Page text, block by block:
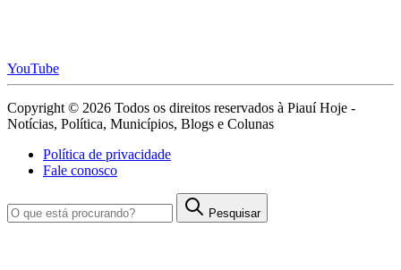
YouTube
Copyright © 2026 Todos os direitos reservados à Piauí Hoje -
Notícias, Política, Municípios, Blogs e Colunas
Política de privacidade
Fale conosco
Pesquisar